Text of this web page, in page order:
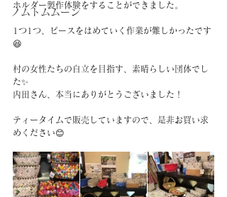
ノムトムムーン
ホルダー製作体験をすることができました。
1つ1つ、ピースをはめていく作業が難しかったです
😆
村の女性たちの自立を目指す、素晴らしい団体でし
た✨
内田さん、本当にありがとうございました！
ティータイムで販売していますので、是非お買い求
めください😊